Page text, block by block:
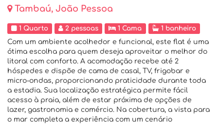
Tambaú, João Pessoa
1 Quarto 2 pessoas 1 Cama
1 banheiro
Com um ambiente acolhedor e funcional, este flat é uma
ótima escolha para quem deseja aproveitar o melhor do
litoral com conforto. A acomodação recebe até 2
hóspedes e dispõe de cama de casal, TV, frigobar e
micro-ondas, proporcionando praticidade durante toda
a estadia. Sua localização estratégica permite fácil
acesso à praia, além de estar próxima de opções de
lazer, gastronomia e comércio. Na cobertura, a vista para
o mar completa a experiência com um cenário